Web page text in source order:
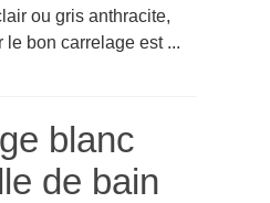
ou gris anthracite,
le bon carrelage est ...
blanc
de bain